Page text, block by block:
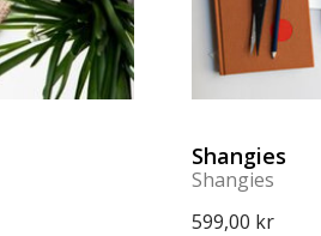
Shangies
Shangies
599,00 kr